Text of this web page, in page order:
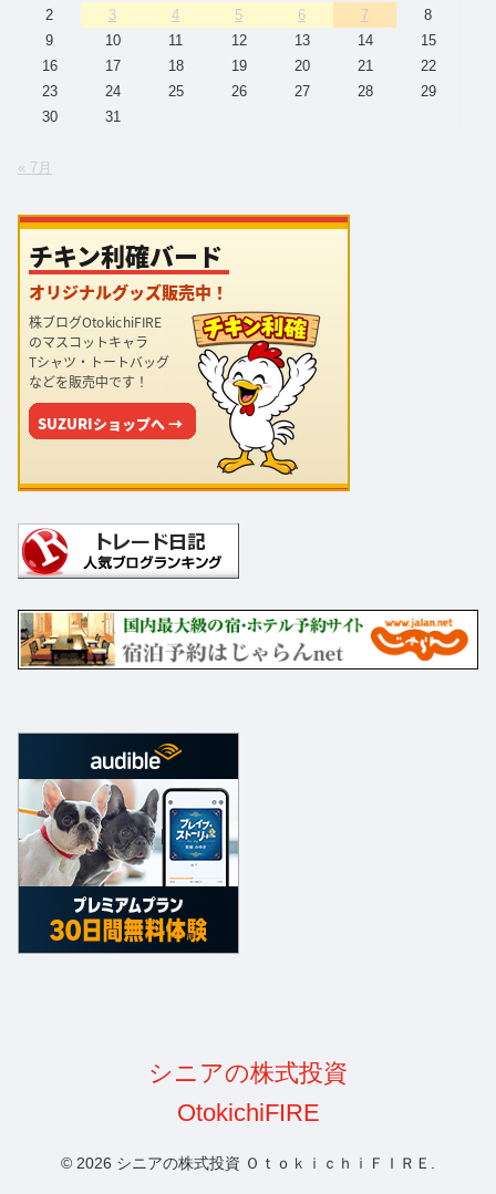
2
3 4 5 6 7
8
9
10 11 12 13 14
15
16
17 18 19 20 21
22
23
24 25 26 27 28
29
30
31
« 7月
© 2026 シニアの株式投資 ＯｔｏｋｉｃｈｉＦＩＲＥ.